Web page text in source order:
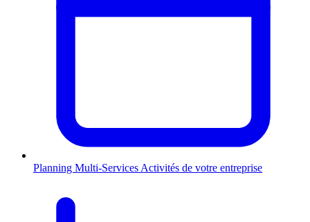
Planning Multi-Services Activités de votre entreprise